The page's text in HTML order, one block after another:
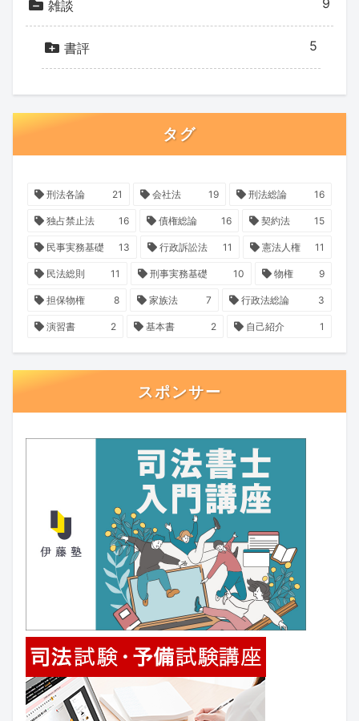
雑談 9
書評 5
タグ
刑法各論 21 会社法 19 刑法総論 16
独占禁止法 16 債権総論 16 契約法 15
民事実務基礎 13 行政訴訟法 11 憲法人権 11
民法総則 11 刑事実務基礎 10 物権 9
担保物権 8 家族法 7 行政法総論 3
演習書 2 基本書 2 自己紹介 1
スポンサー